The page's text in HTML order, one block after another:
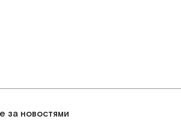
за новостями